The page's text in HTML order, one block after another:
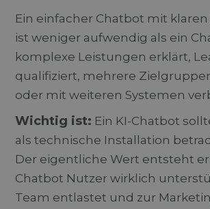
Ein einfacher Chatbot mit klaren
ist weniger aufwendig als ein
komplexe Leistungen erklärt,
qualifiziert, mehrere
oder mit weiteren Systemen
Wichtig ist: Ein KI-Chatbot
als technische Installation
Der eigentliche Wert entsteht
Chatbot Nutzer wirklich
Team entlastet und zur